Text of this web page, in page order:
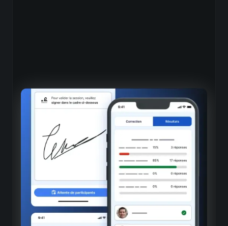
Management de proximité
Interface dédiée aux managers
Suivi des équipes directement depuis le terrain
Tableaux de bord mobiles
Accès aux indicateurs clés de ses équipes
Communication ciblée